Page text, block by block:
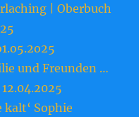
| Oberbuch
und Freunden …
kalt‘ Sophie